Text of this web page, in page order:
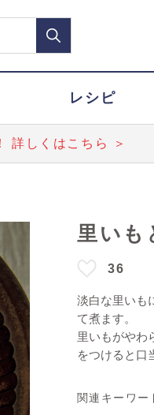
レシピ
詳しくはこちら ＞
里いも
36
淡白な里いも
て煮ます。
里いもがやわ
をつけると口
関連キーワー